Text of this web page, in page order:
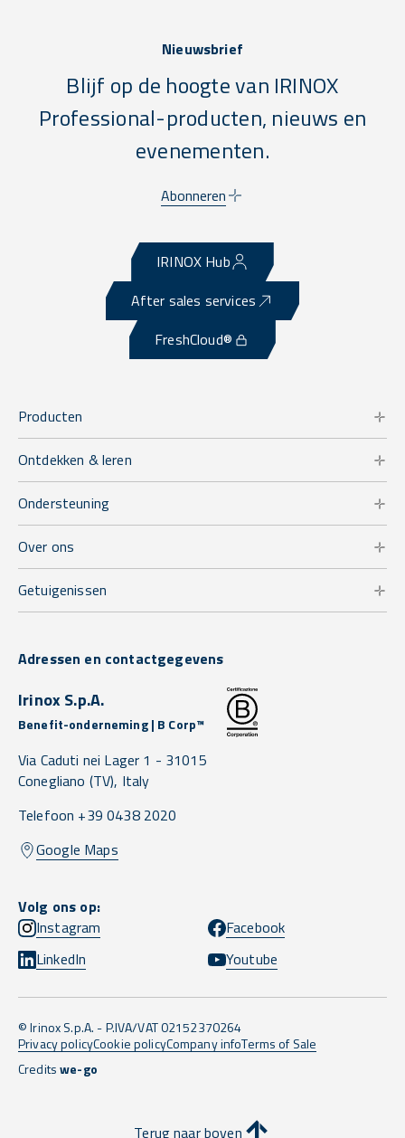
Nieuwsbrief
Blijf op de hoogte van IRINOX
Professional-producten, nieuws en
evenementen.
Abonneren
IRINOX Hub
After sales services
FreshCloud®
Producten
Ontdekken & leren
Ondersteuning
Over ons
Getuigenissen
Adressen en contactgegevens
Irinox S.p.A.
Benefit-onderneming | B Corp™
Via Caduti nei Lager 1 - 31015
Conegliano (TV), Italy
Telefoon +39 0438 2020
Google Maps
Volg ons op:
Instagram
Facebook
LinkedIn
Youtube
© Irinox S.p.A. - P.IVA/VAT 02152370264
Privacy policyCookie policyCompany infoTerms of Sale
Creditswe-go
Terug naar boven